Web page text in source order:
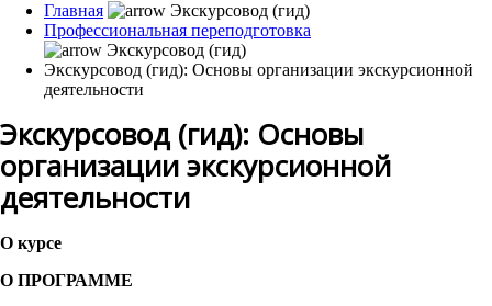
Главная
Профессиональная переподготовка
Экскурсовод (гид): Основы организации экскурсионной
деятельности
Экскурсовод (гид): Основы
организации экскурсионной
деятельности
О курсе
О ПРОГРАММЕ